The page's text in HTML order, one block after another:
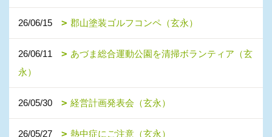
26/06/15 郡山塗装ゴルフコンペ（玄永）
26/06/11
あづま総合運動公園を清掃ボランティア（玄
永）
26/05/30 経営計画発表会（玄永）
26/05/27 熱中症にご注意（玄永）